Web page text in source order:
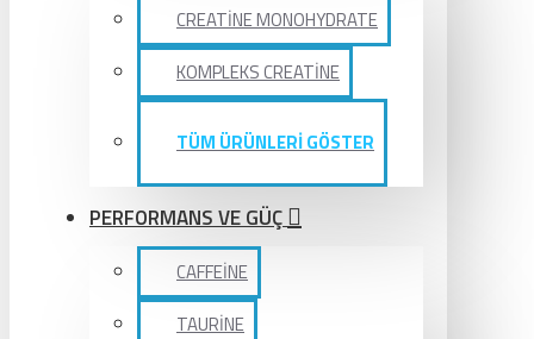
CREATİNE MONOHYDRATE
KOMPLEKS CREATİNE
TÜM ÜRÜNLERİ GÖSTER
PERFORMANS VE GÜÇ
CAFFEİNE
TAURİNE